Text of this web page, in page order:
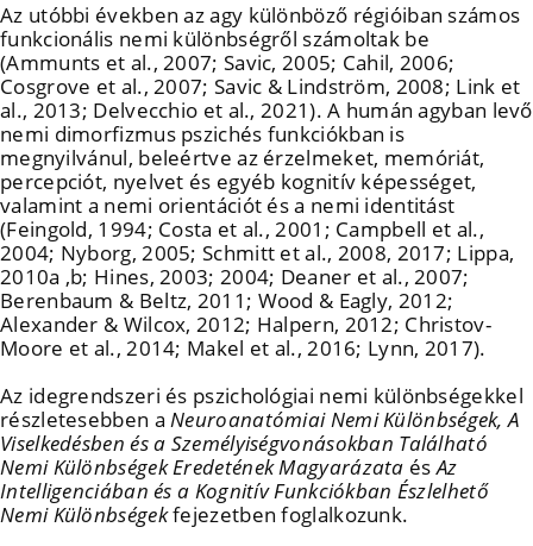
Az utóbbi években az agy különböző régióiban számos
funkcionális nemi különbségről számoltak be
(Ammunts et al., 2007; Savic, 2005; Cahil, 2006;
Cosgrove et al., 2007; Savic & Lindström, 2008; Link et
al., 2013; Delvecchio et al., 2021). A humán agyban levő
nemi dimorfizmus pszichés funkciókban is
megnyilvánul, beleértve az érzelmeket, memóriát,
percepciót, nyelvet és egyéb kognitív képességet,
valamint a nemi orientációt és a nemi identitást
(Feingold, 1994; Costa et al., 2001; Campbell et al.,
2004; Nyborg, 2005; Schmitt et al., 2008, 2017; Lippa,
2010a ,b; Hines, 2003; 2004; Deaner et al., 2007;
Berenbaum & Beltz, 2011; Wood & Eagly, 2012;
Alexander & Wilcox, 2012; Halpern, 2012; Christov-
Moore et al., 2014; Makel et al., 2016; Lynn, 2017).
Az idegrendszeri és pszichológiai nemi különbségekkel
részletesebben aNeuroanatómiai Nemi Különbségek, A
Viselkedésben és a Személyiségvonásokban Található
Nemi Különbségek Eredetének Magyarázata ésAz
Intelligenciában és a Kognitív Funkciókban Észlelhető
Nemi Különbségekfejezetben foglalkozunk.